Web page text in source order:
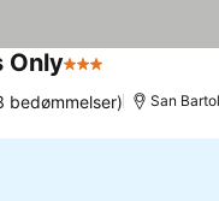
Only3 Stjerner
bedømmelser) San